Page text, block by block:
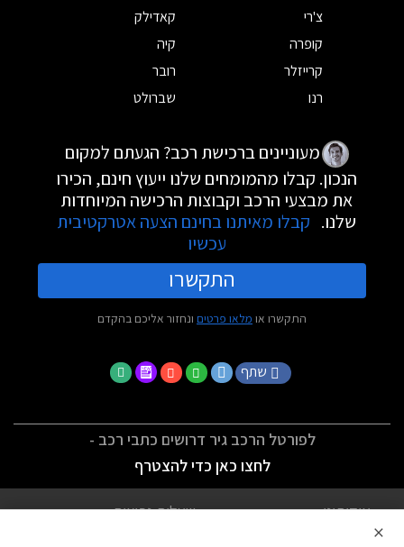
צ'רי
קאדילק
קופרה
קיה
קרייזלר
רובר
רנו
שברולט
מעוניינים ברכישת רכב? הגעתם למקום
הנכון. קבלו מהמומחים שלנו ייעוץ חינם, הכירו
את מבצעי הרכב וקבוצות הרכישה המיוחדות
שלנו. קבלו מאיתנו בחינם הצעה אטרקטיבית
עכשיו
התקשרו
התקשרו או מלאו פרטים ונחזור אליכם בהקדם
שתף
לפורטל הרכב גיר דרושים כתבי רכב -
לחצו כאן כדי להצטרף
אודותינו
שאלות נפוצות
×